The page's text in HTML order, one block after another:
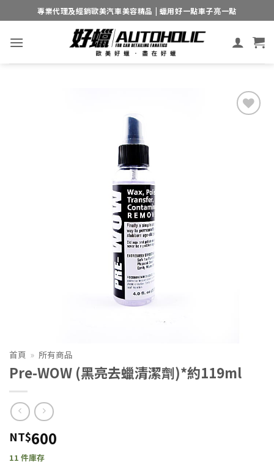
to
content
專業代理及經銷歐美汽車美容精品 | 蠟用好一點車子亮一點
首頁 » 所有商品
Pre-WOW (黑亮去蠟清潔劑)*約119ml
NT$600
11 件庫存